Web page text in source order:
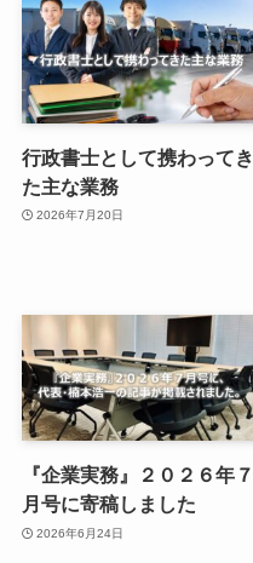
行政書士として携わってき
た主な業務
2026年7月20日
『企業実務』２０２６年７
月号に寄稿しました
2026年6月24日